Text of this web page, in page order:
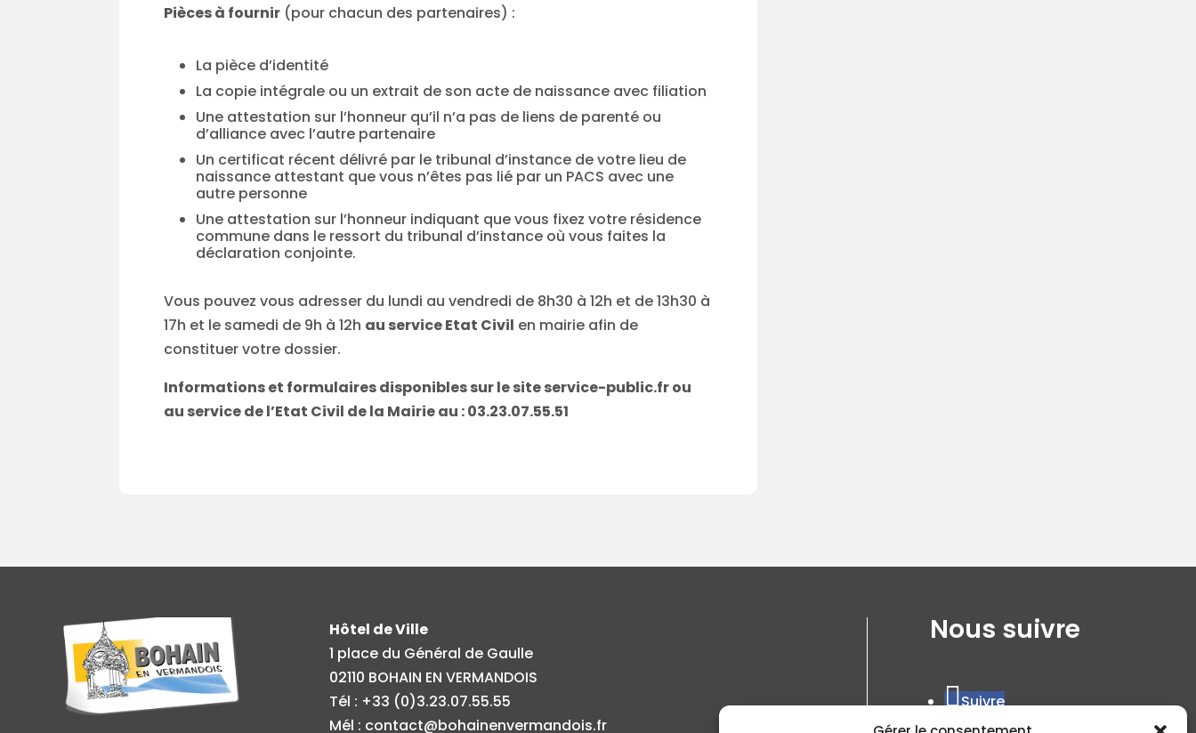
Pièces à fournir (pour chacun des partenaires) :
La pièce d’identité
La copie intégrale ou un extrait de son acte de naissance avec filiation
Une attestation sur l’honneur qu’il n’a pas de liens de parenté ou
d’alliance avec l’autre partenaire
Un certificat récent délivré par le tribunal d’instance de votre lieu de
naissance attestant que vous n’êtes pas lié par un PACS avec une
autre personne
Une attestation sur l’honneur indiquant que vous fixez votre résidence
commune dans le ressort du tribunal d’instance où vous faites la
déclaration conjointe.
Vous pouvez vous adresser du lundi au vendredi de 8h30 à 12h et de 13h30 à
17h et le samedi de 9h à 12h au service Etat Civil en mairie afin de
constituer votre dossier.
Informations et formulaires disponibles sur le site service-public.fr ou
au service de l’Etat Civil de la Mairie au : 03.23.07.55.51
Hôtel de Ville
1 place du Général de Gaulle
02110 BOHAIN EN VERMANDOIS
Tél : +33 (0)3.23.07.55.55
Mél : contact@bohainenvermandois.fr
Nous suivre
Suivre